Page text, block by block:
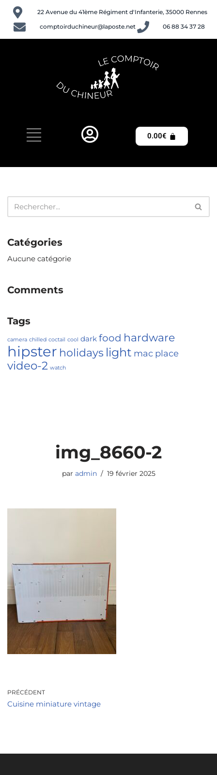
Aller
au
22 Avenue du 41ème Régiment d'Infanterie, 35000 Rennes
comptoirduchineur@laposte.net
06 88 34 37 28
0.00€
Catégories
Aucune catégorie
Comments
Tags
camera chilled coctail cool dark food hardware
hipster holidays light mac place
video-2 watch
img_8660-2
par admin 19 février 2025
PRÉCÉDENT
Cuisine miniature vintage